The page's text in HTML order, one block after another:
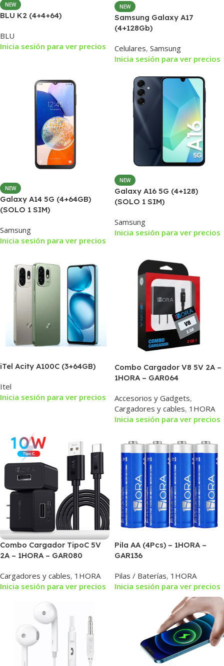
NEW
BLU K2 (4+4+64)
BLU
Inicia sesión para ver precios
NEW
Samsung Galaxy A17
(4+128Gb)
Celulares, Samsung
Inicia sesión para ver precios
NEW
Galaxy A14 5G (4+64GB)
(SOLO 1 SIM)
Samsung
Inicia sesión para ver precios
NEW
Galaxy A16 5G (4+128)
(SOLO 1 SIM)
Samsung
Inicia sesión para ver precios
iTel Acity A100C (3+64GB)
Itel
Inicia sesión para ver precios
Combo Cargador V8 5V 2A –
1HORA – GAR064
Accesorios y Gadgets,
Cargadores y cables, 1HORA
Inicia sesión para ver precios
Combo Cargador TipoC 5V
2A – 1HORA – GAR080
Cargadores y cables, 1HORA
Inicia sesión para ver precios
Pila AA (4Pcs) – 1HORA –
GAR136
Pilas / Baterías, 1HORA
Inicia sesión para ver precios